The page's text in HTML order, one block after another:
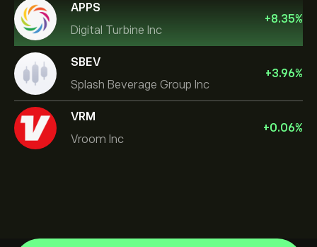
APPS
Digital Turbine Inc
+8.35%
SBEV
Splash Beverage Group Inc
+3.96%
VRM
Vroom Inc
+0.06%